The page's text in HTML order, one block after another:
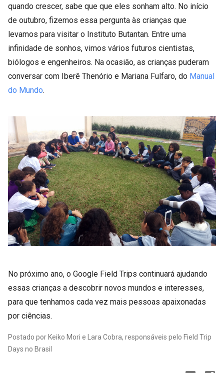
quando crescer, sabe que que eles sonham alto. No início
de outubro, fizemos essa pergunta às crianças que
levamos para visitar o Instituto Butantan. Entre uma
infinidade de sonhos, vimos vários futuros cientistas,
biólogos e engenheiros. Na ocasião, as crianças puderam
conversar com Iberê Thenório e Mariana Fulfaro, do Manual
do Mundo.
No próximo ano, o Google Field Trips continuará ajudando
essas crianças a descobrir novos mundos e interesses,
para que tenhamos cada vez mais pessoas apaixonadas
por ciências.
Postado por Keiko Mori e Lara Cobra, responsáveis pelo Field Trip
Days no Brasil